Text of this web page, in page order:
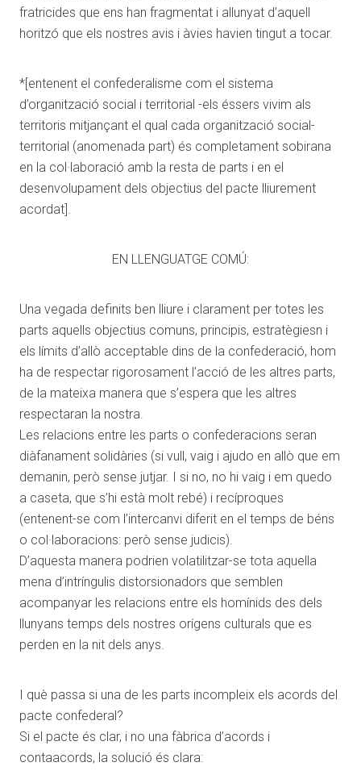
fratricides que ens han fragmentat i allunyat d’aquell
horitzó que els nostres avis i àvies havien tingut a tocar.
*[entenent el confederalisme com el sistema
d’organització social i territorial -els éssers vivim als
territoris mitjançant el qual cada organització social-
territorial (anomenada part) és completament sobirana
en la col·laboració amb la resta de parts i en el
desenvolupament dels objectius del pacte lliurement
acordat].
EN LLENGUATGE COMÚ:
Una vegada definits ben lliure i clarament per totes les
parts aquells objectius comuns, principis, estratègiesn i
els límits d’allò acceptable dins de la confederació, hom
ha de respectar rigorosament l’acció de les altres parts,
de la mateixa manera que s’espera que les altres
respectaran la nostra.
Les relacions entre les parts o confederacions seran
diàfanament solidàries (si vull, vaig i ajudo en allò que em
demanin, però sense jutjar. I si no, no hi vaig i em quedo
a caseta, que s’hi està molt rebé) i recíproques
(entenent-se com l’intercanvi diferit en el temps de béns
o col·laboracions: però sense judicis).
D’aquesta manera podrien volatilitzar-se tota aquella
mena d’intríngulis distorsionadors que semblen
acompanyar les relacions entre els homínids des dels
llunyans temps dels nostres orígens culturals que es
perden en la nit dels anys.
I què passa si una de les parts incompleix els acords del
pacte confederal?
Si el pacte és clar, i no una fàbrica d’acords i
contaacords, la solució és clara: